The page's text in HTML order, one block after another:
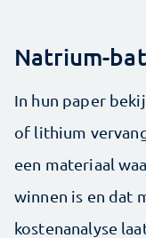
Natrium-
In hun paper
of lithium
een materiaal
winnen is en dat
kostenanalyse